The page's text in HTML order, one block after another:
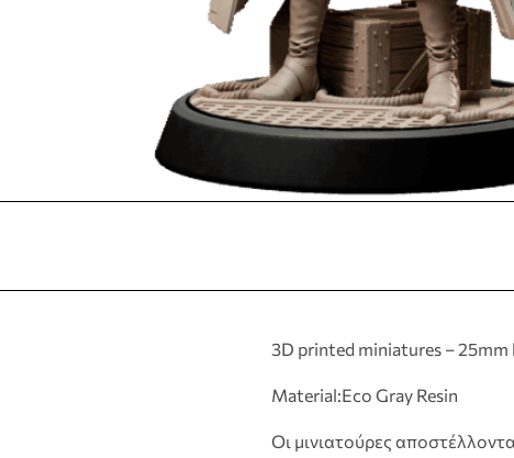
3D printed miniatures – 25mm
Material:Eco Gray Resin
Οι μινιατούρες